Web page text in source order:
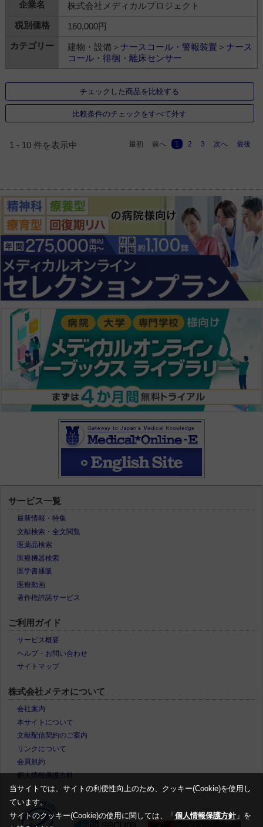
株式会社メディカルプロジェクト
160,000円
建物・設備＞ ナースコール・警報装置 ＞ ナース
コール・徘徊・離床センサー
チェックした商品を比較する
比較条件のチェックをすべて外す
1 - 10 件を表示中 最初 前へ 1 2 3 次へ 最後
サービス一覧
最新情報・特集
文献検索・全文閲覧
医薬品検索
医療機器検索
医学書通販
医療動画
著作権許諾サービス
ご利用ガイド
サービス概要
ヘルプ・お問い合わせ
サイトマップ
株式会社メテオについて
会社案内
本サイトについて
文献配信契約のご案内
リンクについて
会員規約
個人情報保護方針
当サイトでは、サイトの利便性向上のため、クッキー(Cookie)を使用し
ています。
サイトのクッキー(Cookie)の使用に関しては、「 個人情報保護方針」を